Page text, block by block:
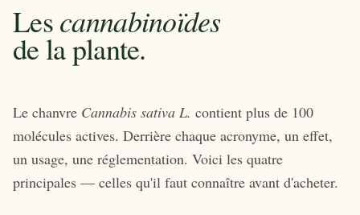
Lescannabinoïdes
de la plante.
Le chanvre Cannabis sativa L. contient plus de 100
molécules actives. Derrière chaque acronyme, un effet,
un usage, une réglementation. Voici les quatre
principales — celles qu'il faut connaître avant d'acheter.